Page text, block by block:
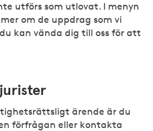
utförs som utlovat. I menyn
om de uppdrag som vi
kan vända dig till oss för att
jurister
ärende är du
förfrågan eller kontakta